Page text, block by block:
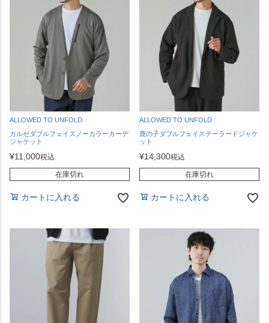
ALLOWED TO UNFOLD
カルゼダブルフェイスノーカラーカーデ
ジャケット
¥11,000税込
在庫切れ
カートに入れる
ALLOWED TO UNFOLD
鹿の子ダブルフェイステーラードジャケ
ット
¥14,300税込
在庫切れ
カートに入れる